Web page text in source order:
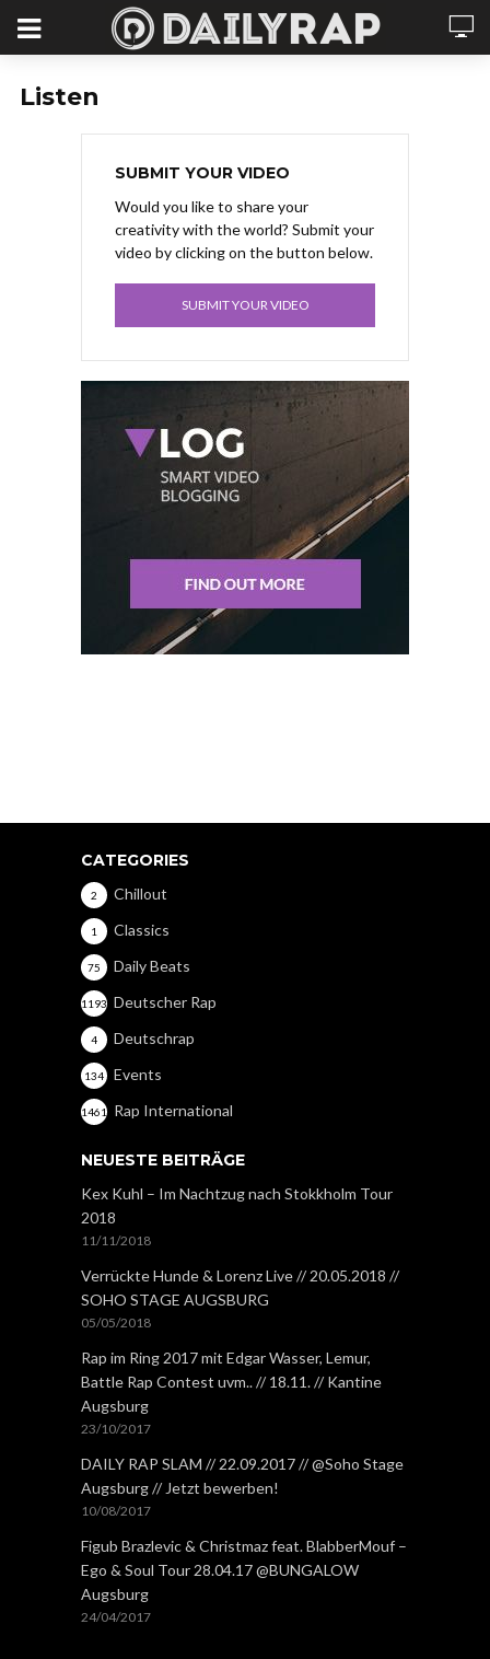
Listen
SUBMIT YOUR VIDEO
Would you like to share your
creativity with the world? Submit your
video by clicking on the button below.
SUBMIT YOUR VIDEO
CATEGORIES
Chillout
2
Classics
1
Daily Beats
75
Deutscher Rap
1193
Deutschrap
4
Events
134
Rap International
1461
NEUESTE BEITRÄGE
Kex Kuhl – Im Nachtzug nach Stokkholm Tour
2018
11/11/2018
Verrückte Hunde & Lorenz Live // 20.05.2018 //
SOHO STAGE AUGSBURG
05/05/2018
Rap im Ring 2017 mit Edgar Wasser, Lemur,
Battle Rap Contest uvm.. // 18.11. // Kantine
Augsburg
23/10/2017
DAILY RAP SLAM // 22.09.2017 // @Soho Stage
Augsburg // Jetzt bewerben!
10/08/2017
Figub Brazlevic & Christmaz feat. BlabberMouf –
Ego & Soul Tour 28.04.17 @BUNGALOW
Augsburg
24/04/2017